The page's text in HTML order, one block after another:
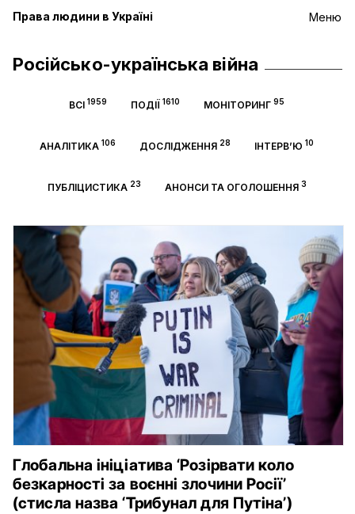
Меню
Права людини в Україні
Російсько-українська війна
ВСІ 1959 ПОДІЇ 1610 МОНІТОРИНГ 95
АНАЛІТИКА 106 ДОСЛІДЖЕННЯ 28 ІНТЕРВ’Ю 10
ПУБЛІЦИСТИКА 23 АНОНСИ ТА ОГОЛОШЕННЯ3
Глобальна ініціатива ‘Розірвати коло
безкарності за воєнні злочини Росії’
(cтисла назва ‘Трибунал для Путіна’)